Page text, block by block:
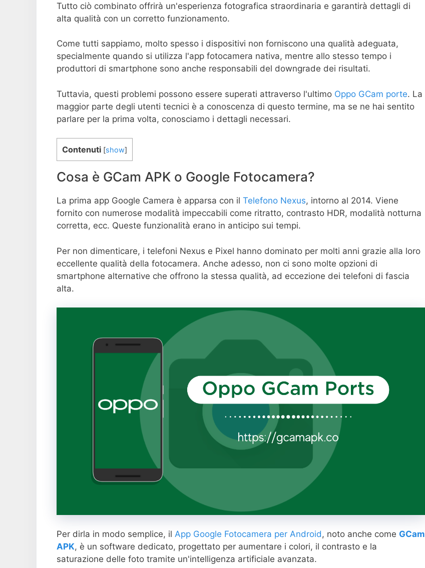
Tutto ciò combinato offrirà un'esperienza fotografica straordinaria e garantirà dettagli di
alta qualità con un corretto funzionamento.
Come tutti sappiamo, molto spesso i dispositivi non forniscono una qualità adeguata,
specialmente quando si utilizza l'app fotocamera nativa, mentre allo stesso tempo i
produttori di smartphone sono anche responsabili del downgrade dei risultati.
Tuttavia, questi problemi possono essere superati attraverso l'ultimo Oppo GCam porte. La
maggior parte degli utenti tecnici è a conoscenza di questo termine, ma se ne hai sentito
parlare per la prima volta, conosciamo i dettagli necessari.
Contenuti [show]
Cosa è GCam APK o Google Fotocamera?
La prima app Google Camera è apparsa con il Telefono Nexus, intorno al 2014. Viene
fornito con numerose modalità impeccabili come ritratto, contrasto HDR, modalità notturna
corretta, ecc. Queste funzionalità erano in anticipo sui tempi.
Per non dimenticare, i telefoni Nexus e Pixel hanno dominato per molti anni grazie alla loro
eccellente qualità della fotocamera. Anche adesso, non ci sono molte opzioni di
smartphone alternative che offrono la stessa qualità, ad eccezione dei telefoni di fascia
alta.
Per dirla in modo semplice, il App Google Fotocamera per Android , noto anche come GCam
APK, è un software dedicato, progettato per aumentare i colori, il contrasto e la
saturazione delle foto tramite un'intelligenza artificiale avanzata.